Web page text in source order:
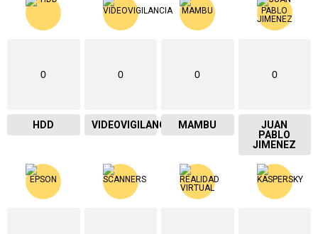
0
HDD
0
VIDEOVIGILANCIA
0
MAMBU
0
JUAN
PABLO
JIMENEZ